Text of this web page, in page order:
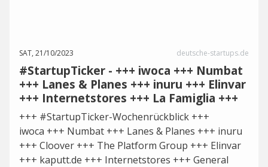
SAT, 21/10/2023 deutsche-startups.de
#StartupTicker - +++ iwoca +++ Numbat
+++ Lanes & Planes +++ inuru +++ Elinvar
+++ Internetstores +++ La Famiglia +++
+++ #StartupTicker-Wochenrückblick +++
iwoca +++ Numbat +++ Lanes & Planes +++ inuru
+++ Cloover +++ The Platform Group +++ Elinvar
+++ kaputt.de +++ Internetstores +++ General